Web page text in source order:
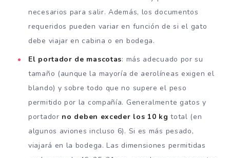
necesarios para salir. Además, los documentos
requeridos pueden variar en función de si el gato
debe viajar en cabina o en bodega.
El portador de mascotas: más adecuado por su
tamaño (aunque la mayoría de aerolíneas exigen el
blando) y sobre todo que no supere el peso
permitido por la compañía. Generalmente gatos y
portador no deben exceder los 10 kg total (en
algunos aviones incluso 6). Si es más pesado,
viajará en la bodega. Las dimensiones permitidas